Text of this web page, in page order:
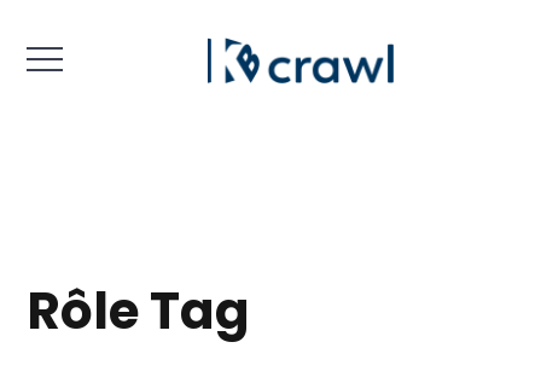
Rôle Tag